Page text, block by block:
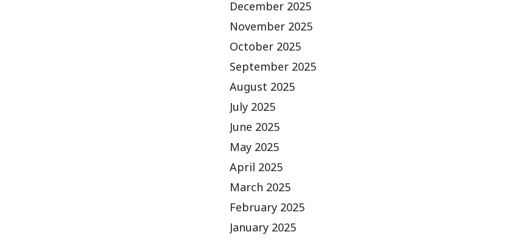
December 2025
November 2025
October 2025
September 2025
August 2025
July 2025
June 2025
May 2025
April 2025
March 2025
February 2025
January 2025